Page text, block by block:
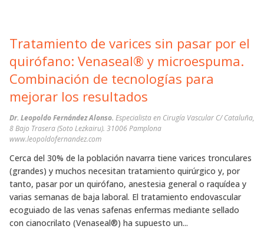
Tratamiento de varices sin pasar por el
quirófano: Venaseal® y microespuma.
Combinación de tecnologías para
mejorar los resultados
Dr. Leopoldo Fernández Alonso. Especialista en Cirugía Vascular C/ Cataluña,
8 Bajo Trasera (Soto Lezkairu). 31006 Pamplona
www.leopoldofernandez.com
Cerca del 30% de la población navarra tiene varices tronculares
(grandes) y muchos necesitan tratamiento quirúrgico y, por
tanto, pasar por un quirófano, anestesia general o raquídea y
varias semanas de baja laboral. El tratamiento endovascular
ecoguiado de las venas safenas enfermas mediante sellado
con cianocrilato (Venaseal®) ha supuesto un...